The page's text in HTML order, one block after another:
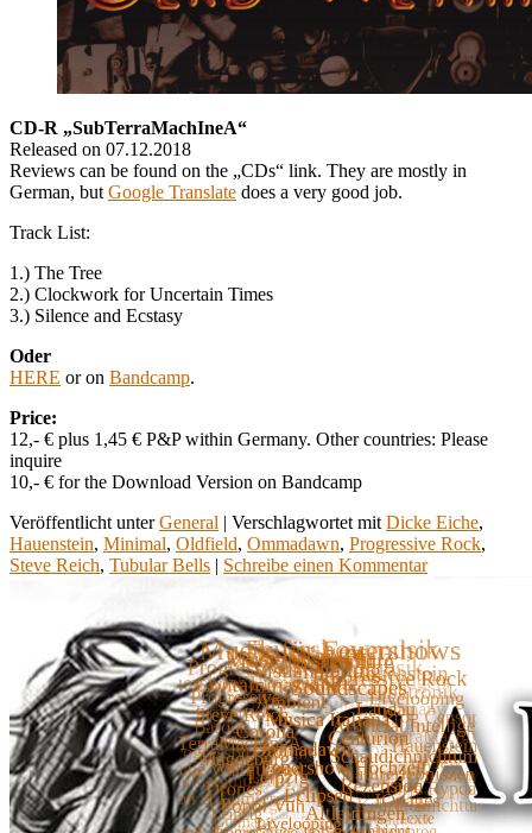
CD-R „SubTerraMachIneA“
Released on 07.12.2018
Reviews can be found on the „CDs“ link. They are mostly in
German, but Google Translate does a very good job.
Track List:
1.) The Tree
2.) Clockwork for Uncertain Times
3.) Silence and Ecstasy
Oder
HERE or on Bandcamp.
Price:
12,- € plus 1,45 € P&P within Germany. Other countries: Please
inquire
10,- € for the Download Version on Bandcamp
Veröffentlicht unter General | Verschlagwortet mit Dicke Eiche,
Hauenstein, Minimal, Oldfield, Ommadawn, Progressive Rock,
Steve Reich, Tubular Bells | Schreibe einen Kommentar